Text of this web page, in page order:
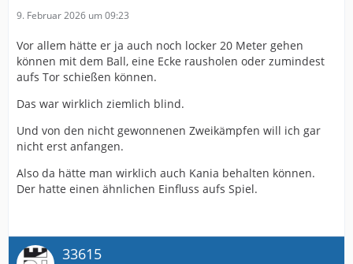
9. Februar 2026 um 09:23
Vor allem hätte er ja auch noch locker 20 Meter gehen
können mit dem Ball, eine Ecke rausholen oder zumindest
aufs Tor schießen können.
Das war wirklich ziemlich blind.
Und von den nicht gewonnenen Zweikämpfen will ich gar
nicht erst anfangen.
Also da hätte man wirklich auch Kania behalten können.
Der hatte einen ähnlichen Einfluss aufs Spiel.
33615